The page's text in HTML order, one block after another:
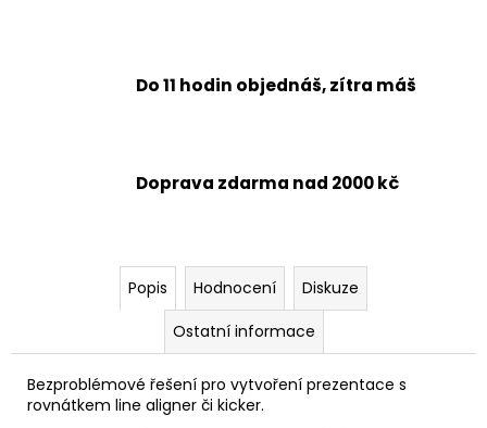
Do 11 hodin objednáš, zítra máš
Doprava zdarma nad 2000 kč
Popis Hodnocení
Diskuze
Ostatní informace
Bezproblémové řešení pro vytvoření prezentace s
rovnátkem line aligner či kicker.